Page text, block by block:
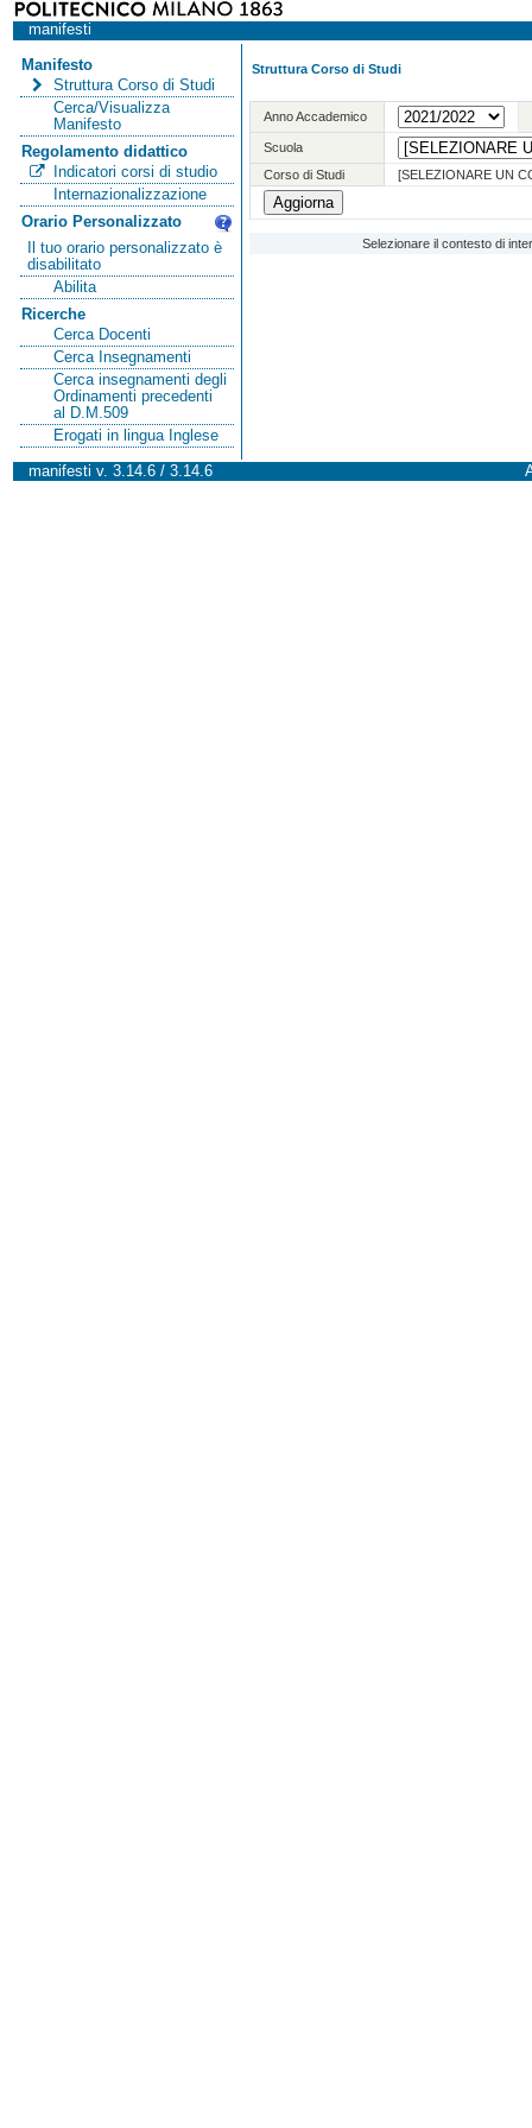
manifesti
Manifesto
Struttura Corso di Studi
Cerca/Visualizza
Manifesto
Regolamento didattico
Indicatori corsi di studio
Internazionalizzazione
Orario Personalizzato
Il tuo orario personalizzato è
disabilitato
Abilita
Ricerche
Cerca Docenti
Cerca Insegnamenti
Cerca insegnamenti degli
Ordinamenti precedenti
al D.M.509
Erogati in lingua Inglese
Struttura Corso di Studi
Anno Accademico
Scuola
Corso di Studi
[SELEZIONARE UN
Selezionare il contesto di
manifesti v. 3.14.6 / 3.14.6